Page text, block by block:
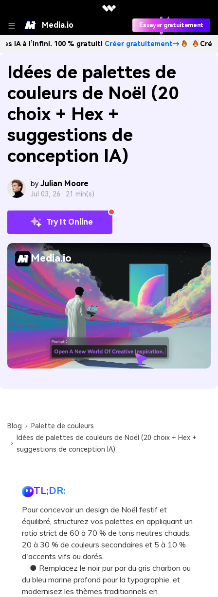
Media.io Essayer gratuitement
100 % gratuit!Créer gratuitement→ Créez des
Idées de palettes de
couleurs de Noël (20
choix + Hex +
suggestions de
conception IA)
by Julian Moore
Jul 03, 26 · 21 min(s)
Try It Online
Media.io
Blog
Palette de couleurs
Idées de palettes de couleurs de Noël (20 choix + Hex +
suggestions de conception IA)
TL;DR:
Pour concevoir un design de Noël festif et
équilibré, structurez vos palettes en appliquant un
ratio strict de 60 à 70 % de tons neutres chauds,
20 à 30 % de couleurs secondaires et 5 à 10 %
d'accents vifs ou dorés.
● Remplacez le noir pur par du gris charbon ou
du bleu marine profond pour la typographie, et
modernisez les thèmes traditionnels en